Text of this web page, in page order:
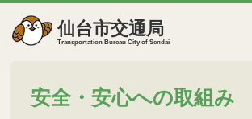
仙台市交通局
Transportation Bureau City of Sendai
安全・安心への取組み